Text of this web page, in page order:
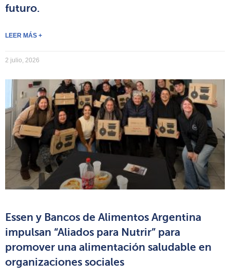
futuro.
LEER MÁS +
2 julio, 2026
Essen y Bancos de Alimentos Argentina
impulsan “Aliados para Nutrir” para
promover una alimentación saludable en
organizaciones sociales